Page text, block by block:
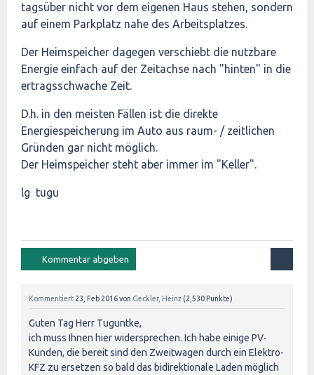
tagsüber nicht vor dem eigenen Haus stehen, sondern
auf einem Parkplatz nahe des Arbeitsplatzes.
Der Heimspeicher dagegen verschiebt die nutzbare
Energie einfach auf der Zeitachse nach "hinten" in die
ertragsschwache Zeit.
D.h. in den meisten Fällen ist die direkte
Energiespeicherung im Auto aus raum- / zeitlichen
Gründen gar nicht möglich.
Der Heimspeicher steht aber immer im "Keller".
lg tugu
Kommentiert 23, Feb 2016von Geckler, Heinz (2,530 Punkte)
Guten Tag Herr Tuguntke,
ich muss Ihnen hier widersprechen. Ich habe einige PV-
Kunden, die bereit sind den Zweitwagen durch ein Elektro-
KFZ zu ersetzen so bald das bidirektionale Laden möglich